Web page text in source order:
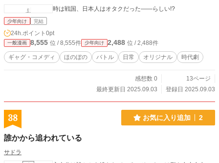
時は戦国、日本人はオタクだった――らしい!?
少年向け 完結
24h.ポイント 0pt
一般漫画 8,555 位 / 8,555件 少年向け 2,488 位 / 2,488件
ギャグ・コメディ ほのぼの バトル 日常 オリジナル 時代劇
感想数 0
13ページ
最終更新日 2025.09.03
登録日 2025.09.03
38 お気に入り追加 2
誰かから追われている
サドラ